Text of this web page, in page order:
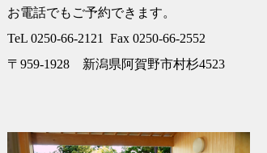
お電話でもご予約できます。
TeL 0250-66-2121 Fax 0250-66-2552
〒959-1928 新潟県阿賀野市村杉4523